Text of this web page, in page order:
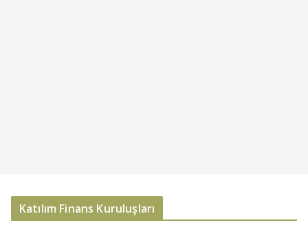
Katılım Finans Kuruluşları